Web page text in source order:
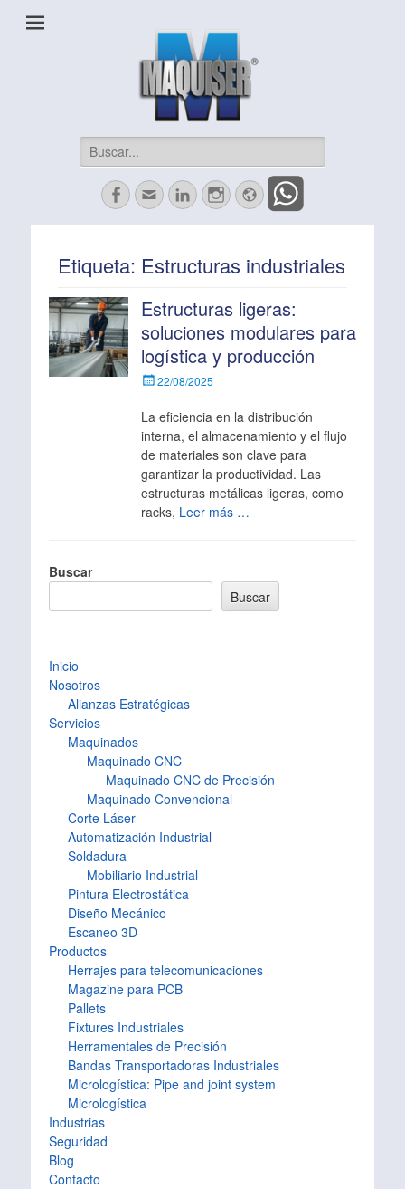
Maquiser Industrial
Herrajes, Automatización, Maquinados CNC y más
Buscar:
Facebook
Correo
electrónico
LinkedInInstagram
Website
Etiqueta: Estructuras industriales
Estructuras ligeras:
soluciones modulares para
logística y producción
Escrito22/08/2025
La eficiencia en la distribución
interna, el almacenamiento y el flujo
de materiales son clave para
garantizar la productividad. Las
estructuras metálicas ligeras, como
racks, Leer más …
Buscar
Buscar
Inicio
Nosotros
Alianzas Estratégicas
Servicios
Maquinados
Maquinado CNC
Maquinado CNC de Precisión
Maquinado Convencional
Corte Láser
Automatización Industrial
Soldadura
Mobiliario Industrial
Pintura Electrostática
Diseño Mecánico
Escaneo 3D
Productos
Herrajes para telecomunicaciones
Magazine para PCB
Pallets
Fixtures Industriales
Herramentales de Precisión
Bandas Transportadoras Industriales
Micrologística: Pipe and joint system
Micrologística
Industrias
Seguridad
Blog
Contacto